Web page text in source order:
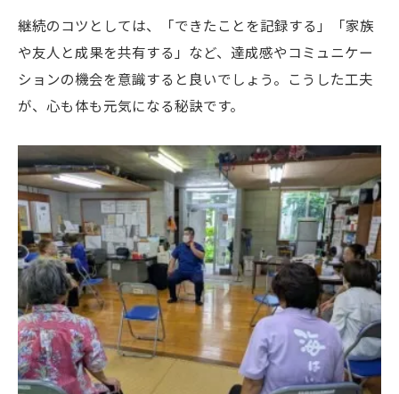
継続のコツとしては、「できたことを記録する」「家族
や友人と成果を共有する」など、達成感やコミュニケー
ションの機会を意識すると良いでしょう。こうした工夫
が、心も体も元気になる秘訣です。